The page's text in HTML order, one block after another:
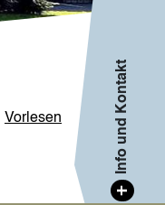
Vorlesen
+
Info und Kontakt